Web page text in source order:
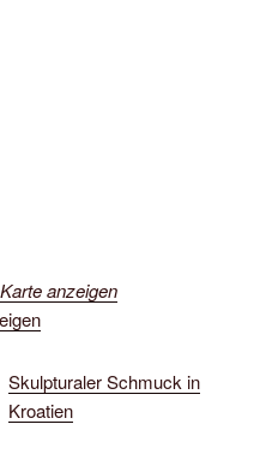
anzeigen
Skulpturaler Schmuck in
Kroatien